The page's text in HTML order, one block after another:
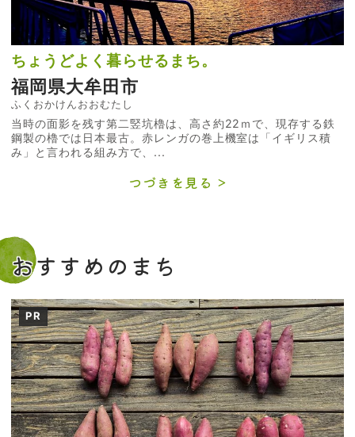
ちょうどよく暮らせるまち。
福岡県大牟田市
ふくおかけんおおむたし
当時の面影を残す第二竪坑櫓は、高さ約22ｍで、現存する鉄
鋼製の櫓では日本最古。赤レンガの巻上機室は「イギリス積
み」と言われる組み方で、...
つづきを見る
おすすめのまち
PR